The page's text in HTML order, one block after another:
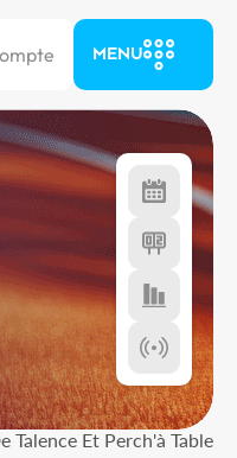
MENU
Talence Et Perch'à Table